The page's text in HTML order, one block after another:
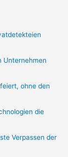
Unternehmen
ohne den
die
Verpassen der